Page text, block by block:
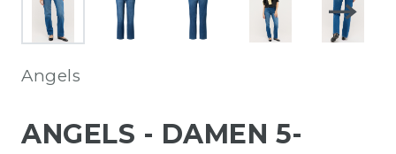
Angels
ANGELS - DAMEN 5-